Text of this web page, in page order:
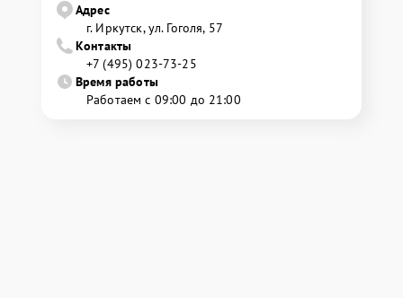
Адрес
г. Иркутск, ул. ​Гоголя, 57
Контакты
+7 (495) 023-73-25
Время работы
Работаем с 09:00 до 21:00